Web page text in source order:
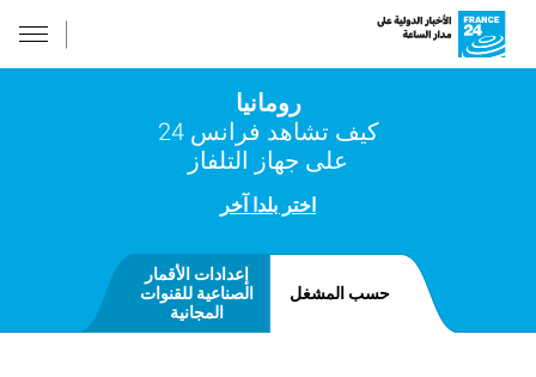
رومانيا
كيف تشاهد فرانس 24
على جهاز التلفاز
اختر بلدا آخر
حسب المشغل
إعدادات الأقمار
الصناعية للقنوات
المجانية